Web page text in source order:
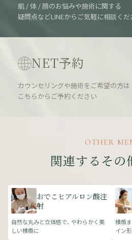
肌 / 体 / 顔のお悩みや施術に関する
疑問点などLINEからご気軽に相談くだ
NET予約
カウンセリングや施術をご希望の方は
こちらからご予約ください
OTHER
関連するその
おでこヒアルロン酸注
射
自然な丸みと立体感で、 やわらかく美
しい横顔に
横顔
イン